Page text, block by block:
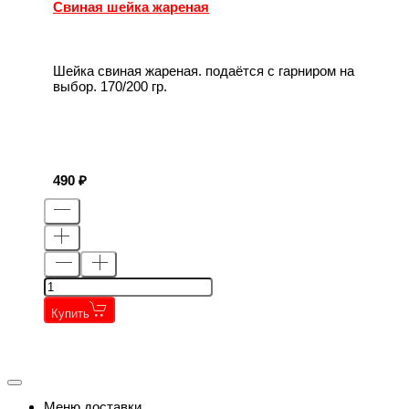
Свиная шейка жареная
Шейка свиная жареная. подаётся с гарниром на
выбор. 170/200 гр.
490
Купить